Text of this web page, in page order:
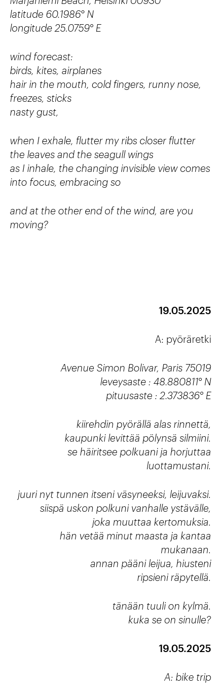
latitude 60.1986° N
longitude 25.0759° E
wind forecast:
birds, kites, airplanes
hair in the mouth, cold fingers, runny nose,
freezes, sticks
nasty gust,
when I exhale, flutter my ribs closer flutter
the leaves and the seagull wings
as I inhale, the changing invisible view comes
into focus, embracing so
and at the other end of the wind, are you
moving?
19.05.2025
A: pyöräretki
Avenue Simon Bolivar, Paris 75019
leveysaste : 48.880811° N
pituusaste : 2.373836° E
kiirehdin pyörällä alas rinnettä,
kaupunki levittää pölynsä silmiini.
se häiritsee polkuani ja horjuttaa
luottamustani.
juuri nyt tunnen itseni väsyneeksi, leijuvaksi.
siispä uskon polkuni vanhalle ystävälle,
joka muuttaa kertomuksia.
hän vetää minut maasta ja kantaa
mukanaan.
annan pääni leijua, hiusteni
ripsieni räpytellä.
tänään tuuli on kylmä.
kuka se on sinulle?
19.05.2025
A: bike trip